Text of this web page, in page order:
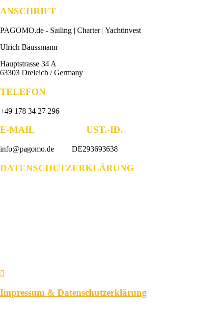
ANSCHRIFT
PAGOMO.de - Sailing | Charter | Yachtinvest
Ulrich Baussmann
Hauptstrasse 34 A
63303 Dreieich / Germany
TELEFON
+49 178 34 27 296
E-MAIL UST.-ID.
info@pagomo.de DE293693638
DATENSCHUTZERKLÄRUNG
Impressum & Datenschutzerklärung